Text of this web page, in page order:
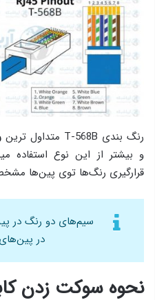
رنگ بندی T-568B متداول ترین
و بیشتر از این نوع استفاده
قرارگیری رنگ‌ها توی پین‌ها
سیم‌های دو رنگ در
در
نحوه‌ سوکت زدن